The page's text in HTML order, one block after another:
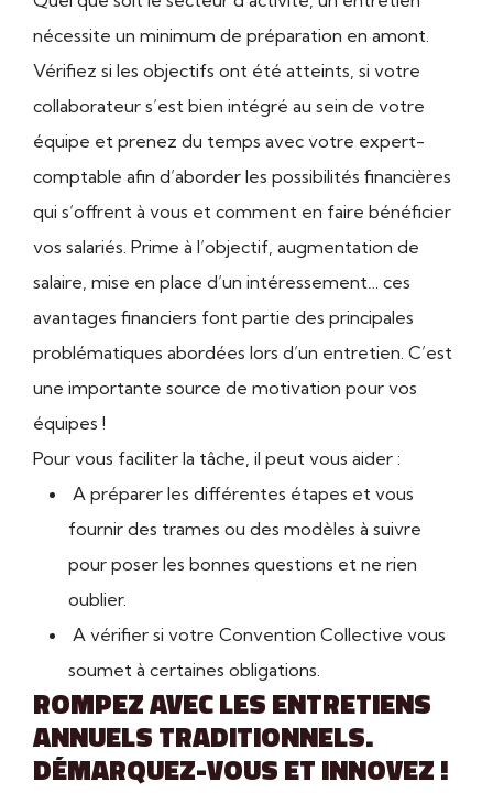
nécessite un minimum de préparation en amont.
Vérifiez si les objectifs ont été atteints, si votre
collaborateur s’est bien intégré au sein de votre
équipe et prenez du temps avec votre expert-
comptable afin d’aborder les possibilités financières
qui s’offrent à vous et comment en faire bénéficier
vos salariés. Prime à l’objectif, augmentation de
salaire, mise en place d’un intéressement… ces
avantages financiers font partie des principales
problématiques abordées lors d’un entretien. C’est
une importante source de motivation pour vos
équipes !
Pour vous faciliter la tâche, il peut vous aider :
A préparer les différentes étapes et vous
fournir des trames ou des modèles à suivre
pour poser les bonnes questions et ne rien
oublier.
A vérifier si votre Convention Collective vous
soumet à certaines obligations.
ROMPEZ AVEC LES ENTRETIENS
ANNUELS TRADITIONNELS.
DÉMARQUEZ-VOUS ET INNOVEZ !